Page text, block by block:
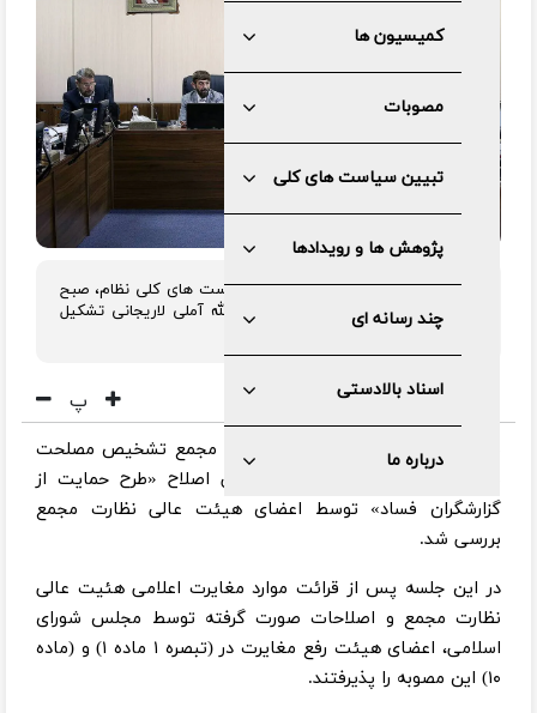
کمیسیون ها
مصوبات
تبیین سیاست های کلی
پژوهش ها و رویدادها
چند رسانه ای
اسناد بالادستی
درباره ما
هیئت عالی نظارت بر حسن اجرای سیاست های کلی نظام، صبح
چهارشنبه ۱۴تیر۱۴۰۲ به ریاست آیت الله آملی لاریجانی تشکیل
جلسه داد.
پ
به گزارش مرکز رسانه و روابط عمومی مجمع تشخیص مصلحت
نظام، مصوبه مجلس شورای اسلامی اصلاح «طرح حمایت از
گزارشگران فساد» توسط اعضای هیئت عالی نظارت مجمع
بررسی شد.
در این جلسه پس از قرائت موارد مغایرت اعلامی هئیت عالی
نظارت مجمع و اصلاحات صورت گرفته توسط مجلس شورای
اسلامی، اعضای هیئت رفع مغایرت در (تبصره ۱ ماده ۱) و (ماده
۱۰) این مصوبه را پذیرفتند.